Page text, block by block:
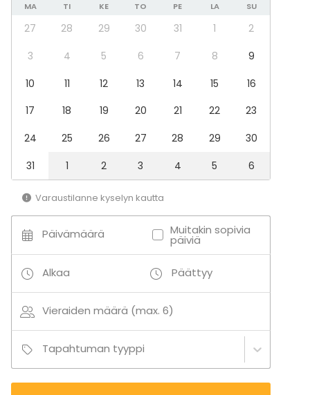
Seminaari / konferenssi
Messut
Virkistystilaisuus
Elämys / aktiviteetti
Mökki
MA TI KE TO PE LA SU
27 28 29 30 31 1
2
3
4 5 6 7 8
9
10
11 12 13 14 15
16
17
18 19 20 21 22
23
24
25 26 27 28 29
30
31
1 2 3 4 5 6
Varaustilanne kyselyn kautta
Päivämäärä Muitakin sopivia
päiviä
Alkaa Päättyy
Vieraiden määrä (max. 6)
Tapahtuman tyyppi